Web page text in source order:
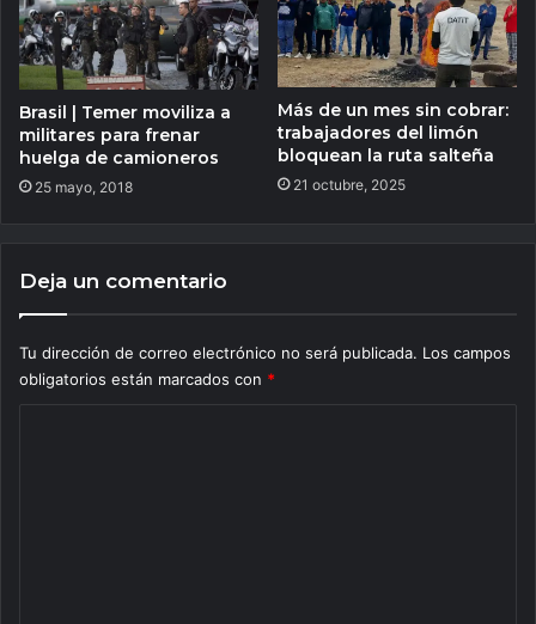
Brasil | Temer moviliza a
militares para frenar
huelga de camioneros
25 mayo, 2018
Más de un mes sin cobrar:
trabajadores del limón
bloquean la ruta salteña
21 octubre, 2025
Deja un comentario
Tu dirección de correo electrónico no será publicada. Los campos
obligatorios están marcados con *